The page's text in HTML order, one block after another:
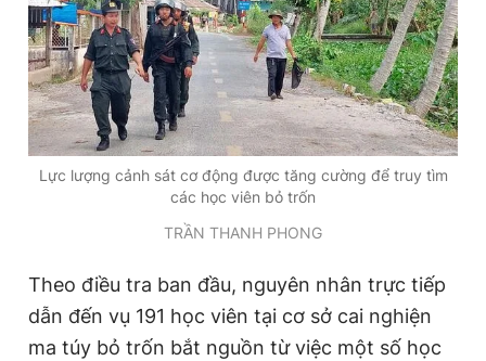
Hotline
0906 645 777
Liên hệ quảng cáo
0908 780 404
Đặt báo Quảng cáo RSS Tòa soạn Chính sách bảo
Tổng biên tập: Nguyễn Ngọc Toàn
Phó tổng biên tập thường trực: Hải Thành
Phó tổng biên tập: Lâm Hiếu Dũng
Tổng thư ký tòa soạn: Đức Trung
Giấy phép xuất bản số 110/GP - BTTTT cấp ngày 24.3.2020
© 2003-2026 Bản quyền thuộc về Báo Thanh Niên. Cấm sao
chép dưới mọi hình thức nếu không có sự chấp thuận bằng văn
bản. Phát triển bởi ePi Technologies, JSC.
Lực lượng cảnh sát cơ động được tăng cường để truy tìm
các học viên bỏ trốn
TRẦN THANH PHONG
Theo điều tra ban đầu, nguyên nhân trực tiếp
dẫn đến vụ 191 học viên tại cơ sở cai nghiện
ma túy bỏ trốn bắt nguồn từ việc một số học